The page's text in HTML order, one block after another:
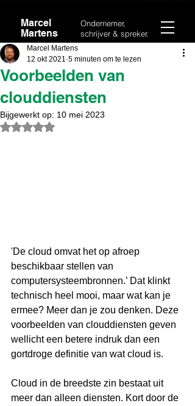
Marcel
Martens
Ondernemer,
schrijver & spreker.
Voorbeelden van
clouddiensten
Marcel Martens
12 okt 2021 5 minuten om te lezen
Bijgewerkt op: 10 mei 2023
Beoordeeld met NaN uit 5 sterren.
'De cloud omvat het op afroep
beschikbaar stellen van
computersysteembronnen.’ Dat klinkt
technisch heel mooi, maar wat kan je
ermee? Meer dan je zou denken. Deze
voorbeelden van clouddiensten geven
wellicht een betere indruk dan een
gortdroge definitie van wat cloud is.
Cloud in de breedste zin bestaat uit
meer dan alleen diensten. Kort door de